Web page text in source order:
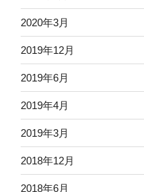
2020年3月
2019年12月
2019年6月
2019年4月
2019年3月
2018年12月
2018年6月